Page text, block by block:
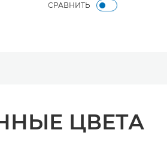
СРАВНИТЬ
ЦВЕТА